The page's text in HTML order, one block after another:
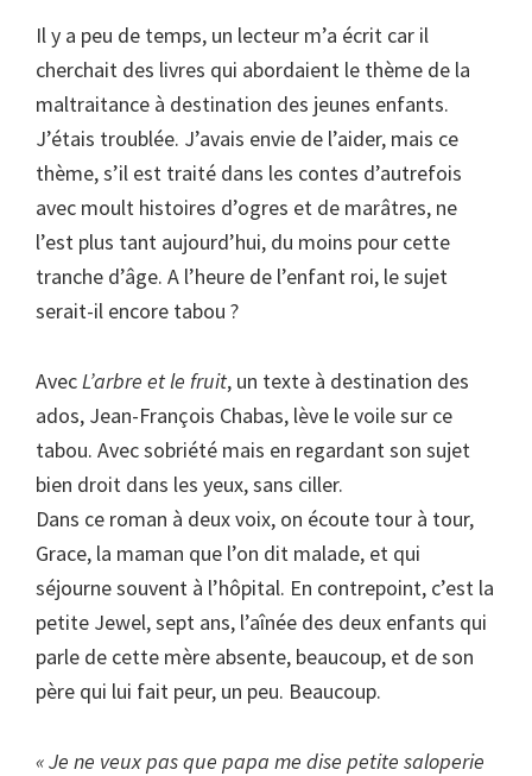
Il y a peu de temps, un lecteur m’a écrit car il
cherchait des livres qui abordaient le thème de la
maltraitance à destination des jeunes enfants.
J’étais troublée. J’avais envie de l’aider, mais ce
thème, s’il est traité dans les contes d’autrefois
avec moult histoires d’ogres et de marâtres, ne
l’est plus tant aujourd’hui, du moins pour cette
tranche d’âge. A l’heure de l’enfant roi, le sujet
serait-il encore tabou ?
AvecL’arbre et le fruit, un texte à destination des
ados, Jean-François Chabas, lève le voile sur ce
tabou. Avec sobriété mais en regardant son sujet
bien droit dans les yeux, sans ciller.
Dans ce roman à deux voix, on écoute tour à tour,
Grace, la maman que l’on dit malade, et qui
séjourne souvent à l’hôpital. En contrepoint, c’est la
petite Jewel, sept ans, l’aînée des deux enfants qui
parle de cette mère absente, beaucoup, et de son
père qui lui fait peur, un peu. Beaucoup.
« Je ne veux pas que papa me dise petite saloperie